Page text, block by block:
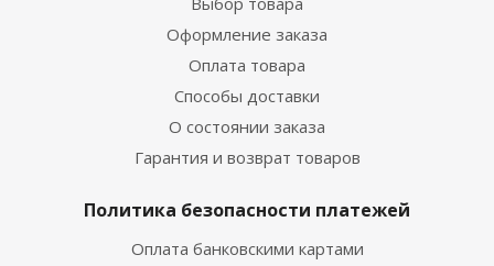
Оформление заказа
Оплата товара
Способы доставки
О состоянии заказа
Гарантия и возврат товаров
Политика безопасности платежей
Оплата банковскими картами